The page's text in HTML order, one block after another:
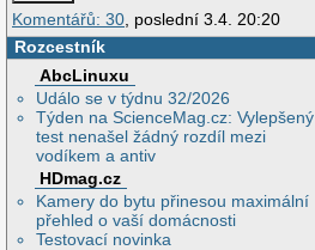
Komentářů: 30 , poslední 3.4. 20:20
Rozcestník
AbcLinuxu
Událo se v týdnu 32/2026
Týden na ScienceMag.cz: Vylepšený
test nenašel žádný rozdíl mezi
vodíkem a antiv
HDmag.cz
Kamery do bytu přinesou maximální
přehled o vaší domácnosti
Testovací novinka